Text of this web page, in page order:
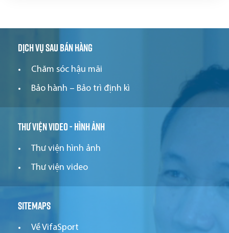
Dịch vụ sau bán hàng
Chăm sóc hậu mãi
Bảo hành – Bảo trì định kì
Thư viện video - hình ảnh
Thư viện hình ảnh
Thư viện video
Sitemaps
Về VifaSport